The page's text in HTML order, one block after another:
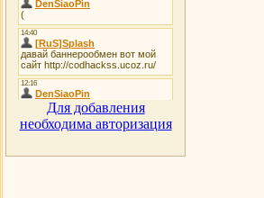
Для добавления
необходима авторизация